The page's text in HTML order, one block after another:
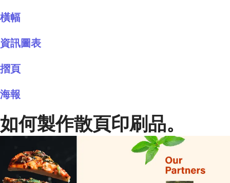
橫幅
資訊圖表
摺頁
海報
如何製作散頁印刷品。